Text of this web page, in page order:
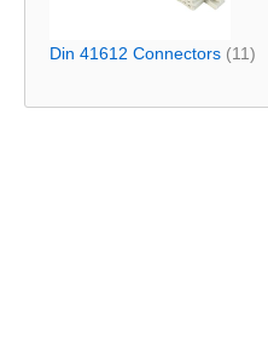
Din 41612 Connectors (11)